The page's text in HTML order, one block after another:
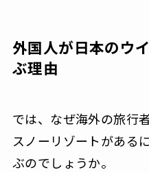
外国人が日本のウ
ぶ理由
では、なぜ海外の旅行
スノーリゾートがある
ぶのでしょうか。